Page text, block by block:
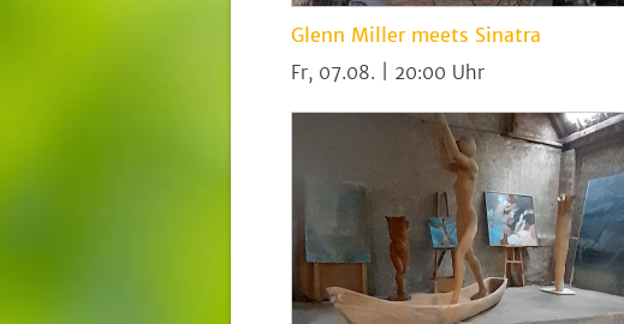
Glenn Miller meets Sinatra
Fr, 07.08. | 20:00